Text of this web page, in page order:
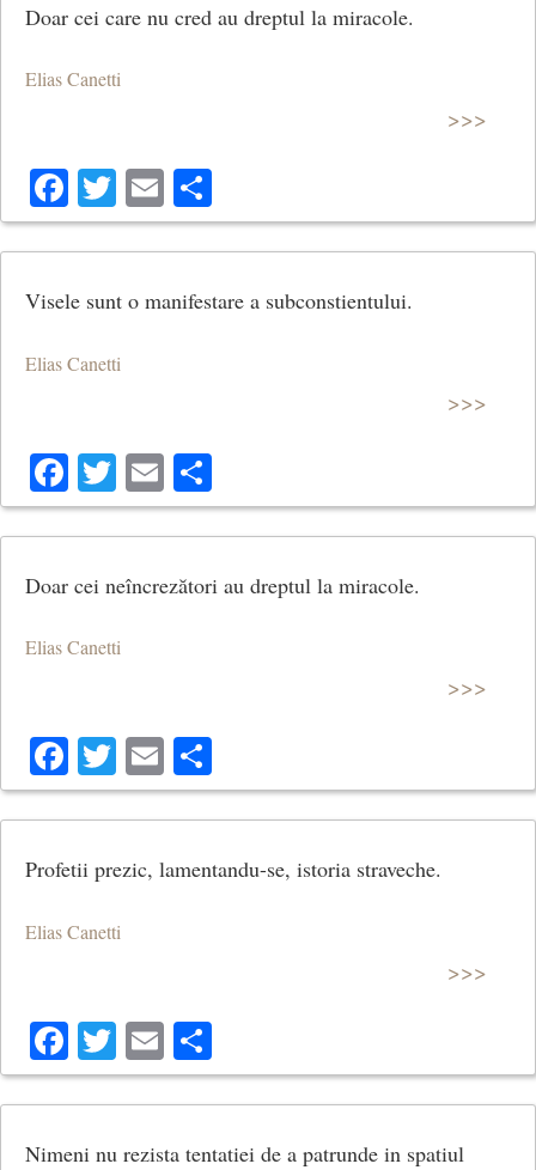
Doar cei care nu cred au dreptul la miracole.
Elias Canetti
>>>
Facebook
Twitter
Email
Visele sunt o manifestare a subconstientului.
Elias Canetti
>>>
Facebook
Twitter
Email
Doar cei neîncrezători au dreptul la miracole.
Elias Canetti
>>>
Facebook
Twitter
Email
Profetii prezic, lamentandu-se, istoria straveche.
Elias Canetti
>>>
Facebook
Twitter
Email
Nimeni nu rezista tentatiei de a patrunde in spatiul